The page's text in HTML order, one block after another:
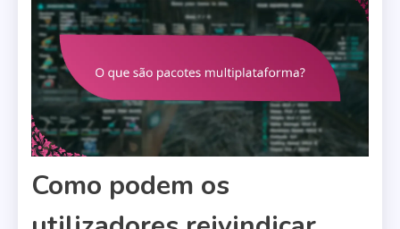
Como podem os